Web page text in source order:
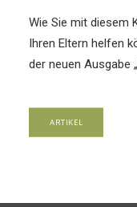
Wie Sie mit diesem
Ihren Eltern helfen
der neuen Ausgabe
ARTIKEL